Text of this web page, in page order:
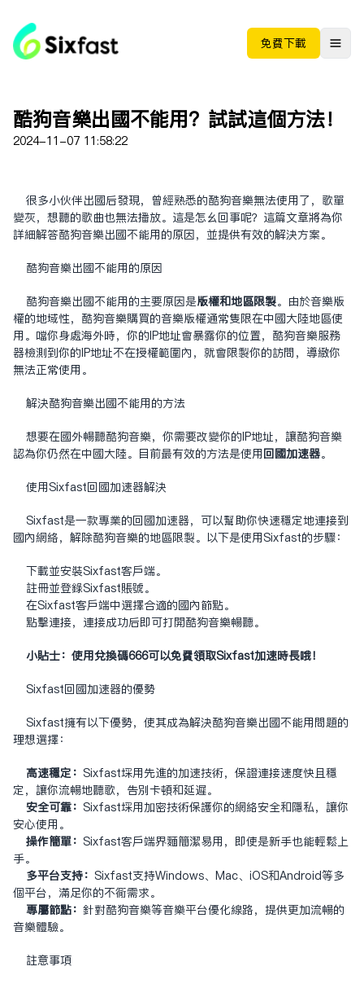
免费下载
酷狗音乐出国不能用？试试这个方法！
2024-11-07 11:58:22
很多小伙伴出国后发现，曾经熟悉的酷狗音乐无法使用了，歌单
变灰，想听的歌曲也无法播放。这是怎么回事呢？这篇文章将为你
详细解答酷狗音乐出国不能用的原因，并提供有效的解决方案。
酷狗音乐出国不能用的原因
酷狗音乐出国不能用的主要原因是版权和地区限制。由于音乐版
权的地域性，酷狗音乐购买的音乐版权通常只限在中国大陆地区使
用。当你身处海外时，你的IP地址会暴露你的位置，酷狗音乐服务
器检测到你的IP地址不在授权范围内，就会限制你的访问，导致你
无法正常使用。
解决酷狗音乐出国不能用的方法
想要在国外畅听酷狗音乐，你需要改变你的IP地址，让酷狗音乐
认为你仍然在中国大陆。目前最有效的方法是使用回国加速器。
使用Sixfast回国加速器解决
Sixfast是一款专业的回国加速器，可以帮助你快速稳定地连接到
国内网络，解除酷狗音乐的地区限制。以下是使用Sixfast的步骤：
下载并安装Sixfast客户端。
注册并登录Sixfast账号。
在Sixfast客户端中选择合适的国内节点。
点击连接，连接成功后即可打开酷狗音乐畅听。
小贴士：使用兑换码666可以免费领取Sixfast加速时长哦！
Sixfast回国加速器的优势
Sixfast拥有以下优势，使其成为解决酷狗音乐出国不能用问题的
理想选择：
高速稳定： Sixfast采用先进的加速技术，保证连接速度快且稳
定，让你流畅地听歌，告别卡顿和延迟。
安全可靠： Sixfast采用加密技术保护你的网络安全和隐私，让你
安心使用。
操作简单： Sixfast客户端界面简洁易用，即使是新手也能轻松上
手。
多平台支持： Sixfast支持Windows、Mac、iOS和Android等多
个平台，满足你的不同需求。
专属节点： 针对酷狗音乐等音乐平台优化线路，提供更加流畅的
音乐体验。
注意事项